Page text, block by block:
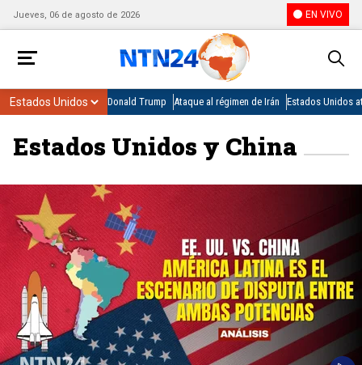
Jueves, 06 de agosto de 2026 EN VIVO
Donald Trump Ataque al régimen de Irán Estados Unidos
Estados Unidos y China